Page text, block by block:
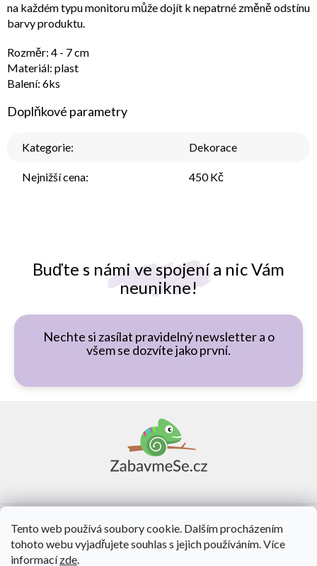
Tento web používá soubory cookie. Dalším procházením
tohoto webu vyjadřujete souhlas s jejich používáním. Více
informacízde.
Buďte s námi ve spojení a nic Vám
neunikne!
Nechte si zasílat pravidelný newsletter a o
všem se dozvíte jako první.
na každém typu monitoru může dojít k nepatrné změně odstínu
barvy produktu.
Rozměr: 4 - 7 cm
Materiál: plast
Balení: 6ks
Doplňkové parametry
Kategorie: Dekorace
Nejnižší cena: 450 Kč
O nás